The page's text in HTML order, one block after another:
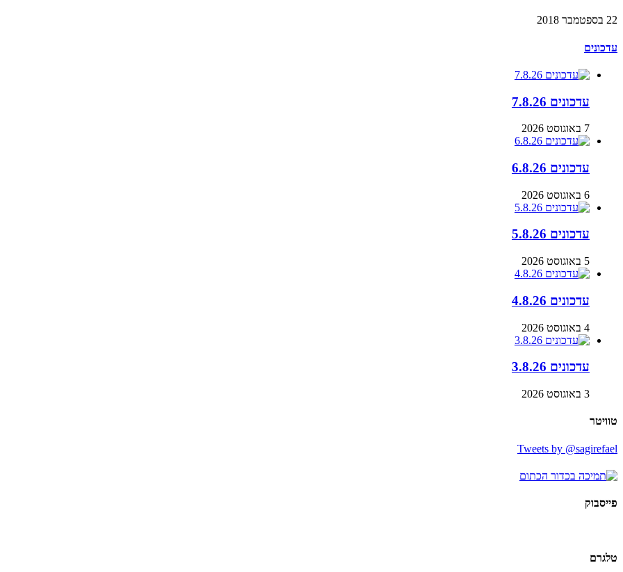
22 בספטמבר 2018
עדכונים
עדכונים 7.8.26
7 באוגוסט 2026
עדכונים 6.8.26
6 באוגוסט 2026
עדכונים 5.8.26
5 באוגוסט 2026
עדכונים 4.8.26
4 באוגוסט 2026
עדכונים 3.8.26
3 באוגוסט 2026
טוויטר
Tweets by @sagirefael
פייסבוק
טלגרם